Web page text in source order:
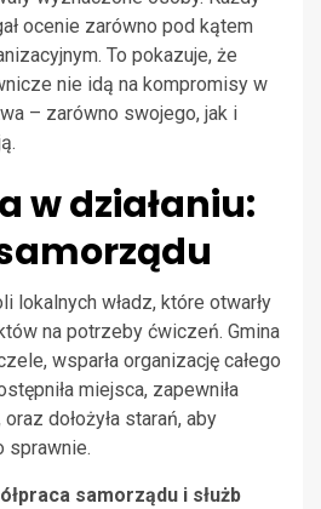
ocenie zarówno pod kątem
To pokazuje, że
nie idą na kompromisy w
– zarówno swojego, jak i
w działaniu:
lokalnych władz, które otwarły
na potrzeby ćwiczeń. Gmina
wsparła organizację całego
miejsca, zapewniła
dołożyła starań, aby
sprawnie.
samorządu i służb